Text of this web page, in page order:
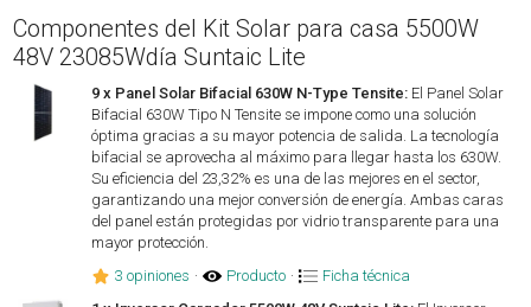
Componentes del Kit Solar para casa 5500W
48V 23085Wdía Suntaic Lite
9 x Panel Solar Bifacial 630W N-Type Tensite: El Panel Solar
Bifacial 630W Tipo N Tensite se impone como una solución
óptima gracias a su mayor potencia de salida. La tecnología
bifacial se aprovecha al máximo para llegar hasta los 630W.
Su eficiencia del 23,32% es una de las mejores en el sector,
garantizando una mejor conversión de energía. Ambas caras
del panel están protegidas por vidrio transparente para una
mayor protección.
3 opiniones · Producto ·
Ficha técnica